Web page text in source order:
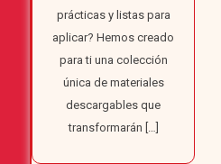
prácticas y listas para
aplicar? Hemos creado
para ti una colección
única de materiales
descargables que
transformarán […]